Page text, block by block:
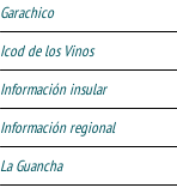
Garachico
Icod de los Vinos
Información insular
Información regional
La Guancha